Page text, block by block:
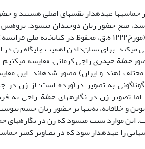
حماسه‏ها عهده‏دار نقش‏های اصلی هستند و
منع حضور زنان دوچندان می‏شود.
مشهدی (مورخ۱۲۲۲ ه.ق، محفوظ در
می‏کند. برای نشان‌دادن اهمیت جایگاه زن در
حملة حیدریراجی کرمانی، مقایسه
(هند و ایران) مصور شده‏اند. این
به تصویر درآورده است؛ از زن در
تصویر زن در نگاره‏هایحملةراجی به
و خلاقانه، نه‌تنها بر حضور زنان چشم
این موارد سبب می‏شود که زن در نگاره‏های
را عهده‏دار شود که در تصاویر کمتر